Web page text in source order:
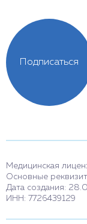
Подписаться
Медицинская
Основные
Дата создания:
ИНН: 7726439129